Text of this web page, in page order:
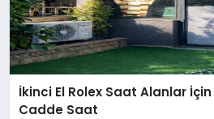
İkinci El Rolex Saat Alanlar
Cadde Saat